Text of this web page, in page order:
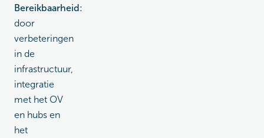
Bereikbaarheid:
door
verbeteringen
in de
infrastructuur,
integratie
met het OV
en hubs en
het